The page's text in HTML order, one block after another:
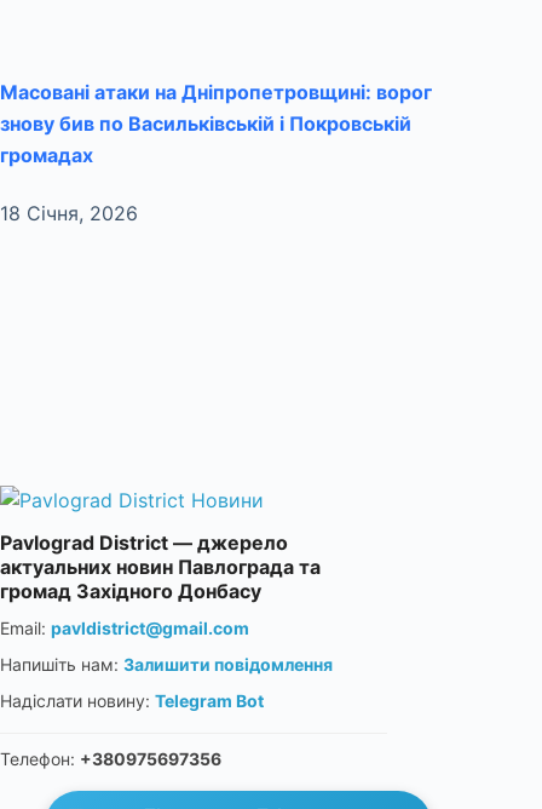
Масовані атаки на Дніпропетровщині: ворог
знову бив по Васильківській і Покровській
громадах
18 Січня, 2026
Pavlograd District — джерело
актуальних новин Павлограда та
громад Західного Донбасу
Email: pavldistrict@gmail.com
Напишіть нам: Залишити повідомлення
Надіслати новину: Telegram Bot
Телефон: +380975697356